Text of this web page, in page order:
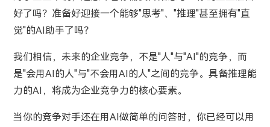
好了吗？准备好迎接一个能够"思考"、"推理"甚至拥有"直
觉"的AI助手了吗？
我们相信，未来的企业竞争，不是"人"与"AI"的竞争，而
是"会用AI的人"与"不会用AI的人"之间的竞争。具备推理能
力的AI，将成为企业竞争力的核心要素。
当你的竞争对手还在用AI做简单的问答时，你已经可以用